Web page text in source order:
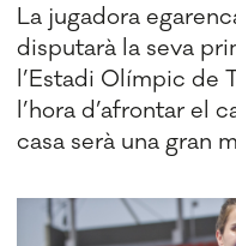
La jugadora
disputarà la seva
l’Estadi Olímpic de
l’hora d’afrontar el
casa serà una gran